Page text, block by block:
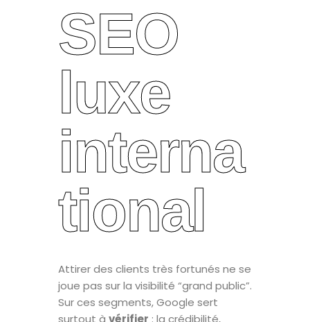
SEO
luxe
interna
tional
Attirer des clients très fortunés ne se
joue pas sur la visibilité “grand public”.
Sur ces segments, Google sert
surtout à vérifier : la crédibilité,